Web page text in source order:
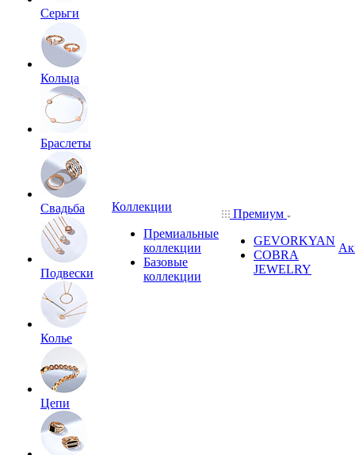
Серьги
Кольца
Браслеты
Свадьба
Подвески
Колье
Цепи
Коллекции
Премиальные
коллекции
Базовые
коллекции
Премиум
GEVORKYAN
COBRA
JEWELRY